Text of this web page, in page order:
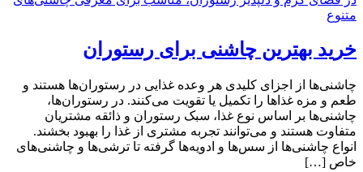
خرید بهترین چاشنی برای رستوران
چاشنی‌ها از اجزای کلیدی هر وعده غذایی در رستوران‌ها هستند و
طعم و مزه غذاها را تکمیل یا تقویت می‌کنند. در رستوران‌ها،
چاشنی‌ها بر اساس نوع غذا، سبک رستوران و ذائقه مشتریان
متفاوت هستند و می‌توانند تجربه مشتری از غذا را بهبود بخشند.
انواع چاشنی‌ها از سس‌ها و ادویه‌ها گرفته تا ترشی‌ها و چاشنی‌های
خاص […]